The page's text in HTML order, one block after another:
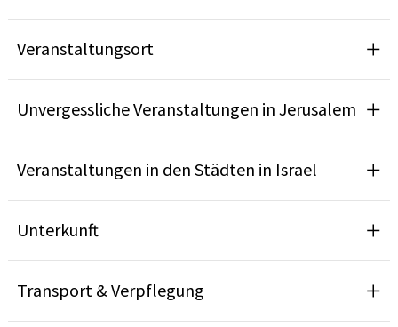
Veranstaltungsort
Unvergessliche Veranstaltungen in Jerusalem
Veranstaltungen in den Städten in Israel
Unterkunft
Transport & Verpflegung